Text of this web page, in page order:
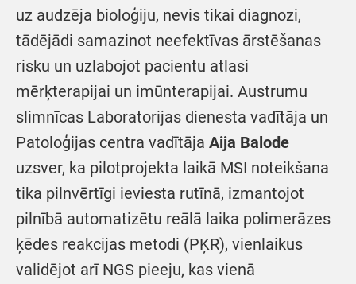
uz audzēja bioloģiju, nevis tikai diagnozi,
tādējādi samazinot neefektīvas ārstēšanas
risku un uzlabojot pacientu atlasi
mērķterapijai un imūnterapijai. Austrumu
slimnīcas Laboratorijas dienesta vadītāja un
Patoloģijas centra vadītāja Aija Balode
uzsver, ka pilotprojekta laikā MSI noteikšana
tika pilnvērtīgi ieviesta rutīnā, izmantojot
pilnībā automatizētu reālā laika polimerāzes
ķēdes reakcijas metodi (PĶR), vienlaikus
validējot arī NGS pieeju, kas vienā